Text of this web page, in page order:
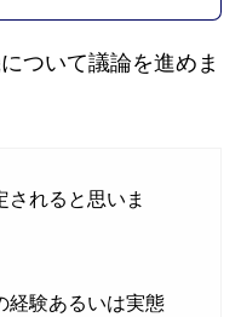
ついて議論を進めま
されると思いま
経験あるいは実態